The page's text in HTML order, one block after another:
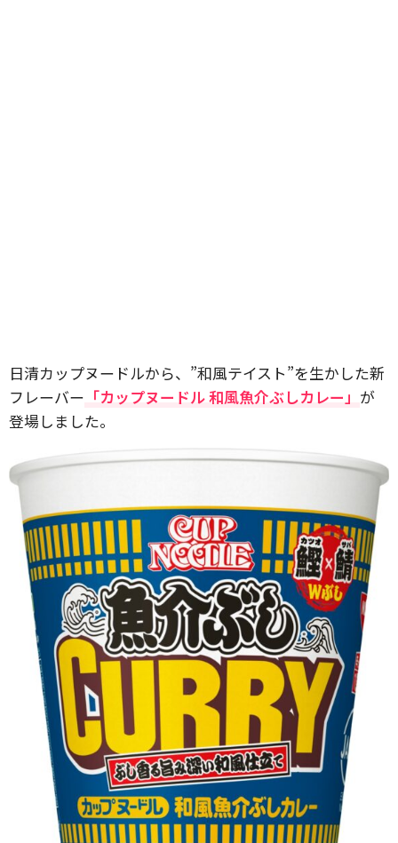
日清カップヌードルから、”和風テイスト”を生かした新
フレーバー 「カップヌードル 和風魚介ぶしカレー」 が
登場しました。